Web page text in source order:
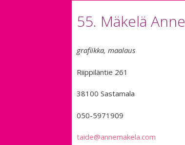
55. Mäkelä Anne
grafiikka, maalaus
Riippiläntie 261
38100 Sastamala
050-5971909
taide@annemakela.com